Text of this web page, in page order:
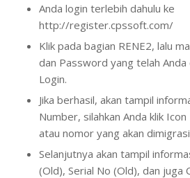
Anda login terlebih dahulu ke
http://register.cpssoft.com/
Klik pada bagian RENE2, lalu
dan Password yang telah Anda
Login.
Jika berhasil, akan tampil
Number, silahkan Anda klik
atau nomor yang akan
Selanjutnya akan tampil
(Old), Serial No (Old), dan juga